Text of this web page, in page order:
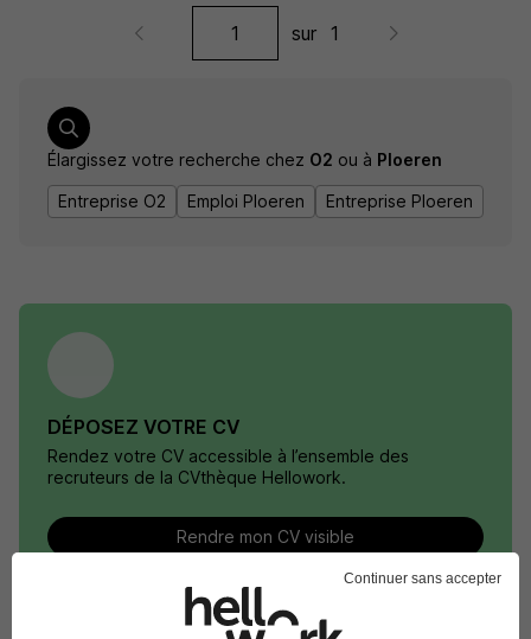
sur 1
Élargissez votre recherche chez O2 ou à Ploeren
Entreprise O2 Emploi Ploeren Entreprise Ploeren
DÉPOSEZ VOTRE CV
Rendez votre CV accessible à l’ensemble des
recruteurs de la CVthèque Hellowork.
Rendre mon CV visible
Continuer sans accepter